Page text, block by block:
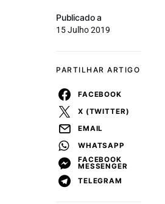
Publicado a
15 Julho 2019
PARTILHAR ARTIGO
FACEBOOK
X (TWITTER)
EMAIL
WHATSAPP
FACEBOOK
MESSENGER
TELEGRAM